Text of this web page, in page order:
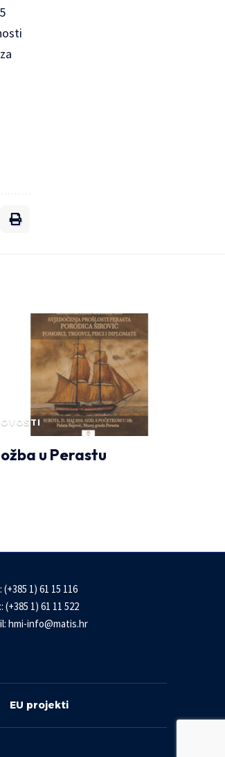
u Perastu
(+385 1) 61 15 116
(+385 1) 61 11 522
hmi-info@matis.hr
EU projekti